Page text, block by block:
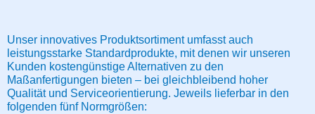
Unser innovatives Produktsortiment umfasst auch
leistungsstarke Standardprodukte, mit denen wir unseren
Kunden kostengünstige Alternativen zu den
Maßanfertigungen bieten – bei gleichbleibend hoher
Qualität und Serviceorientierung. Jeweils lieferbar in den
folgenden fünf Normgrößen: